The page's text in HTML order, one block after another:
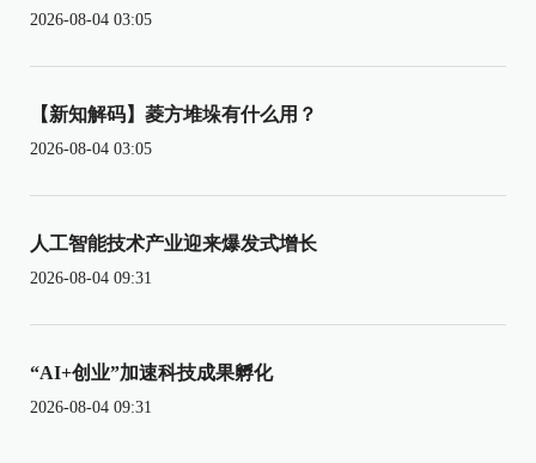
2026-08-04 03:05
【新知解码】菱方堆垛有什么用？
2026-08-04 03:05
人工智能技术产业迎来爆发式增长
2026-08-04 09:31
“AI+创业”加速科技成果孵化
2026-08-04 09:31